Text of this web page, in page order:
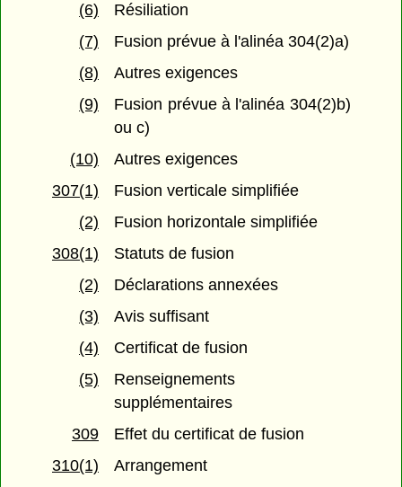
(6)
Résiliation
(7)
Fusion prévue à l'alinéa 304(2)a)
(8)
Autres exigences
(9)
Fusion prévue à l'alinéa 304(2)b)
ou c)
(10)
Autres exigences
307(1)
Fusion verticale simplifiée
(2)
Fusion horizontale simplifiée
308(1)
Statuts de fusion
(2)
Déclarations annexées
(3)
Avis suffisant
(4)
Certificat de fusion
(5)
Renseignements
supplémentaires
309
Effet du certificat de fusion
310(1)
Arrangement